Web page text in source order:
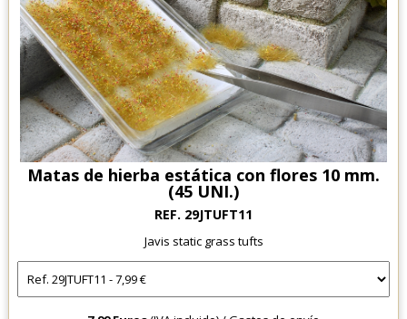
Matas de hierba estática con flores 10 mm.
(45 UNI.)
REF. 29JTUFT11
Javis static grass tufts